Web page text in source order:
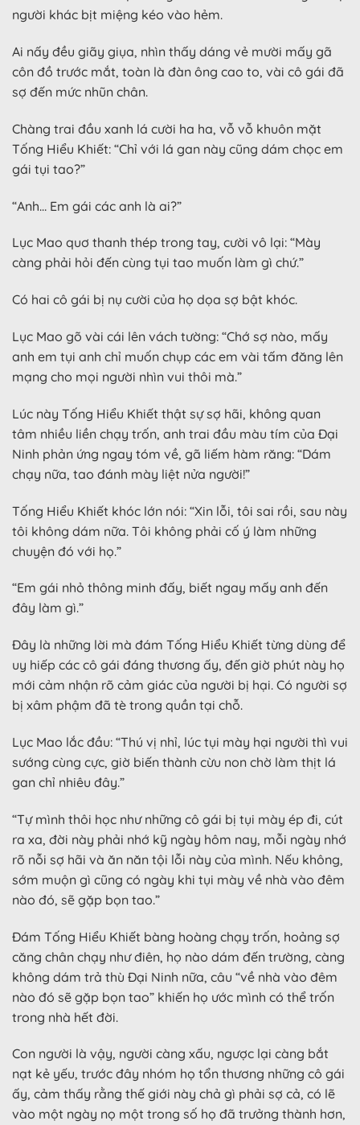
người khác bịt miệng kéo vào hẻm.
Ai nấy đều giãy giụa, nhìn thấy dáng vẻ mười mấy gã
côn đồ trước mắt, toàn là đàn ông cao to, vài cô gái đã
sợ đến mức nhũn chân.
Chàng trai đầu xanh lá cười ha ha, vỗ vỗ khuôn mặt
Tống Hiểu Khiết: “Chỉ với lá gan này cũng dám chọc em
gái tụi tao?”
“Anh… Em gái các anh là ai?”
Lục Mao quơ thanh thép trong tay, cười vô lại: “Mày
càng phải hỏi đến cùng tụi tao muốn làm gì chứ.”
Có hai cô gái bị nụ cười của họ dọa sợ bật khóc.
Lục Mao gõ vài cái lên vách tường: “Chớ sợ nào, mấy
anh em tụi anh chỉ muốn chụp các em vài tấm đăng lên
mạng cho mọi người nhìn vui thôi mà.”
Lúc này Tống Hiểu Khiết thật sự sợ hãi, không quan
tâm nhiều liền chạy trốn, anh trai đầu màu tím của Đại
Ninh phản ứng ngay tóm về, gã liếm hàm răng: “Dám
chạy nữa, tao đánh mày liệt nửa người!”
Tống Hiểu Khiết khóc lớn nói: “Xin lỗi, tôi sai rồi, sau này
tôi không dám nữa. Tôi không phải cố ý làm những
chuyện đó với họ.”
“Em gái nhỏ thông minh đấy, biết ngay mấy anh đến
đây làm gì.”
Đây là những lời mà đám Tống Hiểu Khiết từng dùng để
uy hiếp các cô gái đáng thương ấy, đến giờ phút này họ
mới cảm nhận rõ cảm giác của người bị hại. Có người sợ
bị xâm phậm đã tè trong quần tại chỗ.
Lục Mao lắc đầu: “Thú vị nhỉ, lúc tụi mày hại người thì vui
sướng cùng cực, giờ biến thành cừu non chờ làm thịt lá
gan chỉ nhiêu đây.”
“Tự mình thôi học như những cô gái bị tụi mày ép đi, cút
ra xa, đời này phải nhớ kỹ ngày hôm nay, mỗi ngày nhớ
rõ nỗi sợ hãi và ăn năn tội lỗi này của mình. Nếu không,
sớm muộn gì cũng có ngày khi tụi mày về nhà vào đêm
nào đó, sẽ gặp bọn tao.”
Đám Tống Hiểu Khiết bàng hoàng chạy trốn, hoảng sợ
căng chân chạy như điên, họ nào dám đến trường, càng
không dám trả thù Đại Ninh nữa, câu “về nhà vào đêm
nào đó sẽ gặp bọn tao” khiến họ ước mình có thể trốn
trong nhà hết đời.
Con người là vậy, người càng xấu, ngược lại càng bắt
nạt kẻ yếu, trước đây nhóm họ tổn thương những cô gái
ấy, cảm thấy rằng thế giới này chả gì phải sợ cả, có lẽ
vào một ngày nọ một trong số họ đã trưởng thành hơn,